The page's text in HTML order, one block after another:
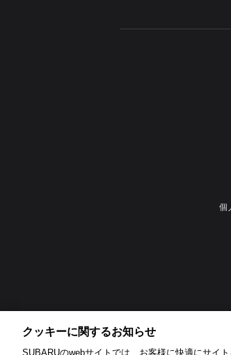
個
クッキーに関するお知らせ​
SUBARUのwebサイトでは、お客様に快適にサイ